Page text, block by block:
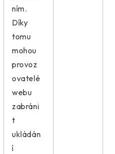
ním.
Díky
tomu
mohou
provoz
ovatelé
webu
zabráni
t
ukládán
í